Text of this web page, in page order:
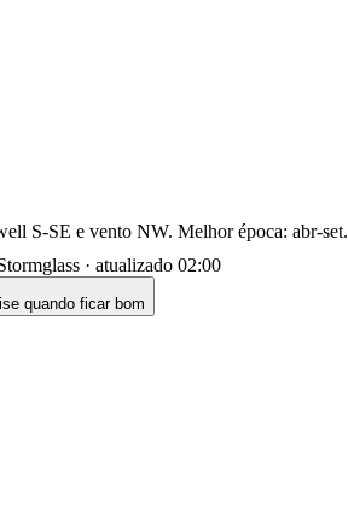
S-SE e vento NW. Melhor época: abr-set.
· atualizado 02:00
quando ficar bom